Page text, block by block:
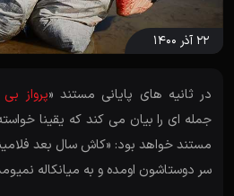
۲۲ آذر ۱۴۰۰
در ثانیه های پایانی مستند «پرواز
جمله ای را بیان می کند که یقینا
مستند خواهد بود: «کاش سال بعد
سر دوستاشون اومده و به میانکاله